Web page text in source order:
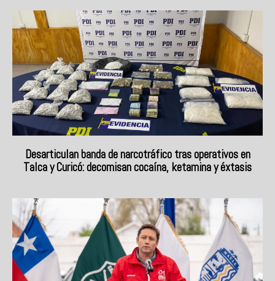
Desarticulan banda de narcotráfico tras operativos en
Talca y Curicó: decomisan cocaína, ketamina y éxtasis